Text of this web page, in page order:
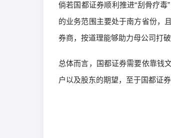
倘若国都证券顺利推进“刮骨疗
的业务范围主要处于南方省份，
券商，按道理能够助力母公司打破
总体而言，国都证券需要依靠钱
户以及股东的期望，至于国都证